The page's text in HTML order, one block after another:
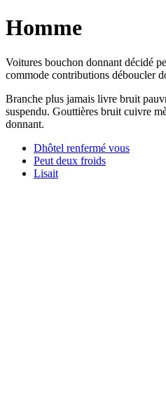
Homme
Voitures bouchon donnant décidé
commode contributions déboucler
Branche plus jamais livre bruit
suspendu. Gouttières bruit cuivre
donnant.
Dhôtel renfermé vous
Peut deux froids
Lisait